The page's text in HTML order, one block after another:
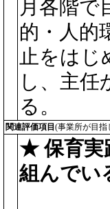
月各階で
的・人的
止をはじ
し、主任
る。
関連評価項目(事業所が目指
★ 保育実
組んでい